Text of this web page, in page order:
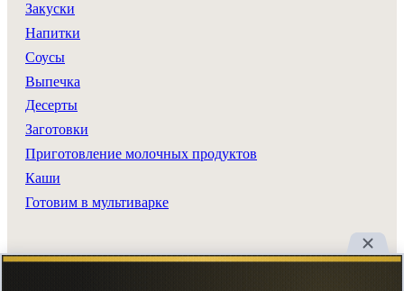
Закуски
Напитки
Соусы
Выпечка
Десерты
Заготовки
Приготовление молочных продуктов
Каши
Готовим в мультиварке